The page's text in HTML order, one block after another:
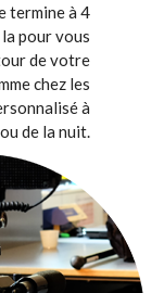
termine à 4
pour vous
de votre
chez les
à
de la nuit.